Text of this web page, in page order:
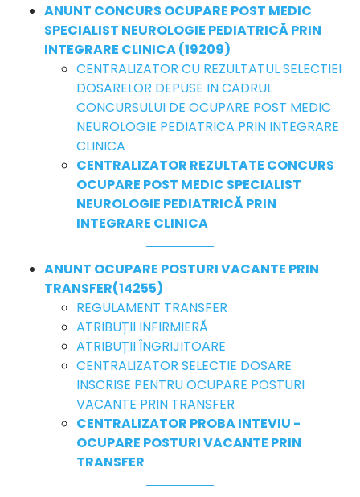
ANUNT CONCURS OCUPARE POST MEDIC
SPECIALIST NEUROLOGIE PEDIATRICĂ PRIN
INTEGRARE CLINICA (19209)
CENTRALIZATOR CU REZULTATUL SELECTIEI
DOSARELOR DEPUSE IN CADRUL
CONCURSULUI DE OCUPARE POST MEDIC
NEUROLOGIE PEDIATRICA PRIN INTEGRARE
CLINICA
CENTRALIZATOR REZULTATE CONCURS
OCUPARE POST MEDIC SPECIALIST
NEUROLOGIE PEDIATRICĂ PRIN
INTEGRARE CLINICA
ANUNT OCUPARE POSTURI VACANTE PRIN
TRANSFER(14255)
REGULAMENT TRANSFER
ATRIBUȚII INFIRMIERĂ
ATRIBUȚII ÎNGRIJITOARE
CENTRALIZATOR SELECTIE DOSARE
INSCRISE PENTRU OCUPARE POSTURI
VACANTE PRIN TRANSFER
CENTRALIZATOR PROBA INTEVIU -
OCUPARE POSTURI VACANTE PRIN
TRANSFER